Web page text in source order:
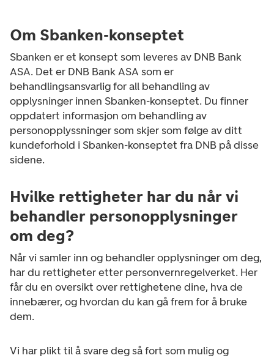
Om Sbanken-konseptet
Sbanken er et konsept som leveres av DNB Bank
ASA. Det er DNB Bank ASA som er
behandlingsansvarlig for all behandling av
opplysninger innen Sbanken-konseptet. Du finner
oppdatert informasjon om behandling av
personopplyssninger som skjer som følge av ditt
kundeforhold i Sbanken-konseptet fra DNB på disse
sidene.
Hvilke rettigheter har du når vi
behandler personopplysninger
om deg?
Når vi samler inn og behandler opplysninger om deg,
har du rettigheter etter personvernregelverket. Her
får du en oversikt over rettighetene dine, hva de
innebærer, og hvordan du kan gå frem for å bruke
dem.
Vi har plikt til å svare deg så fort som mulig og